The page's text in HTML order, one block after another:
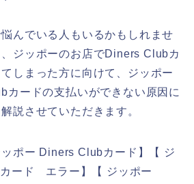
んでいる人もいるかもしれませ
ジッポーのお店でDiners Clubカ
しまった方に向けて、ジッポー
カードの支払いができない原因に
説させていただきます。
ポー Diners Clubカード】【 ジ
ード エラー】【 ジッポー